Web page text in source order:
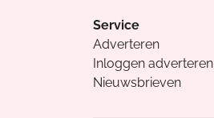
Service
Adverteren
Inloggen adverteren
Nieuwsbrieven